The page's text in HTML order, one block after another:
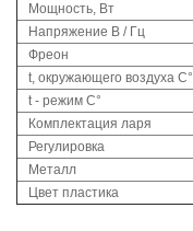
Мощность, Вт
Напряжение В / Гц
Фреон
t, окружающего воздуха С°
t - режим С°
Комплектация ларя
Регулировка
Металл
Цвет пластика